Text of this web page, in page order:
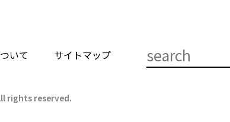
いて サイトマップ
rights reserved.